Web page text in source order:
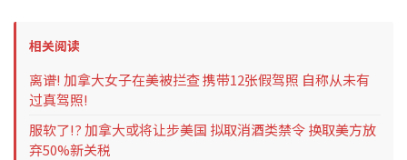
相关阅读
离谱! 加拿大女子在美被拦查 携带12张假驾照 自称从未有
过真驾照!
服软了!? 加拿大或将让步美国 拟取消酒类禁令 换取美方放
弃50%新关税